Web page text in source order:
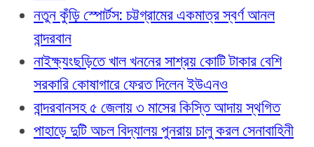
নতুন কুঁড়ি স্পোর্টস: চট্টগ্রামের একমাত্র স্বর্ণ আনল
বান্দরবান
নাইক্ষ্যংছড়িতে খাল খননের সাশ্রয় কোটি টাকার বেশি
সরকারি কোষাগারে ফেরত দিলেন ইউএনও
বান্দরবানসহ ৫ জেলায় ৩ মাসের কিস্তি আদায় স্থগিত
পাহাড়ে দুটি অচল বিদ্যালয় পুনরায় চালু করল সেনাবাহিনী